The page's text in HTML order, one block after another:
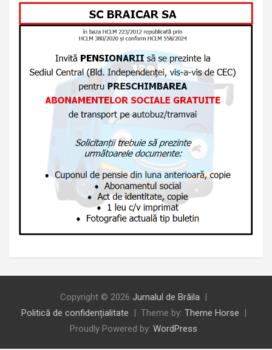
Copyright © 2026 Jurnalul de Brăila
Politică de confidențialitate
Theme by: Theme Horse
Proudly Powered by: WordPress